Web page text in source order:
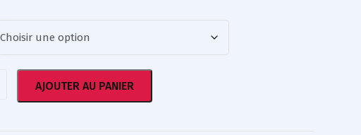
AJOUTER AU PANIER